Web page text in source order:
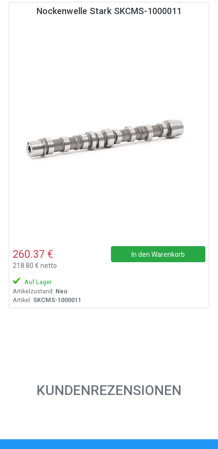
Nockenwelle Stark SKCMS-1000011
260.37 €
218.80 € netto
In den Warenkorb
Auf Lager
Artikelzustand: Neu
Artikel: SKCMS-1000011
KUNDENREZENSIONEN